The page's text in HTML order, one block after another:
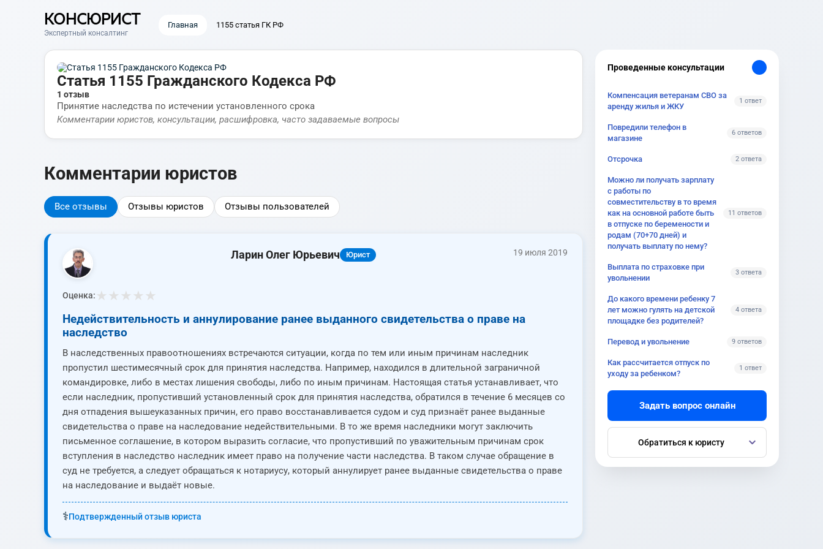
КОНСЮРИСТ
Экспертный консалтинг
Главная 1155 статья ГК РФ
Статья 1155 Гражданского Кодекса РФ
1 отзыв
Принятие наследства по истечении установленного срока
Комментарии юристов, консультации, расшифровка, часто задаваемые вопросы
Комментарии юристов
Все отзывы Отзывы юристов Отзывы пользователей
Ларин Олег Юрьевич Юрист 19 июля 2019
Оценка: ★ ★ ★ ★ ★
Недействительность и аннулирование ранее выданного свидетельства о праве на
наследство
В наследственных правоотношениях встречаются ситуации, когда по тем или иным причинам наследник
пропустил шестимесячный срок для принятия наследства. Например, находился в длительной заграничной
командировке, либо в местах лишения свободы, либо по иным причинам. Настоящая статья устанавливает, что
если наследник, пропустивший установленный срок для принятия наследства, обратился в течение 6 месяцев со
дня отпадения вышеуказанных причин, его право восстанавливается судом и суд признаёт ранее выданные
свидетельства о праве на наследование недействительными. В то же время наследники могут заключить
письменное соглашение, в котором выразить согласие, что пропустивший по уважительным причинам срок
вступления в наследство наследник имеет право на получение части наследства. В таком случае обращение в
суд не требуется, а следует обращаться к нотариусу, который аннулирует ранее выданные свидетельства о праве
на наследование и выдаёт новые.
⚕️Подтвержденный отзыв юриста
Проведенные консультации
Компенсация ветеранам СВО за
аренду жилья и ЖКУ
1 ответ
Повредили телефон в
магазине
6 ответов
Отсрочка 2 ответа
Можно ли получать зарплату
с работы по
совместительству в то время
как на основной работе быть
в отпуске по беремености и
родам (70+70 дней) и
получать выплату по нему?
11 ответов
Выплата по страховке при
увольнении
3 ответа
До какого времени ребенку 7
лет можно гулять на детской
площадке без родителей?
4 ответа
Перевод и увольнение 9 ответов
Как рассчитается отпуск по
уходу за ребенком?
1 ответ
Задать вопрос онлайн
Обратиться к юристу